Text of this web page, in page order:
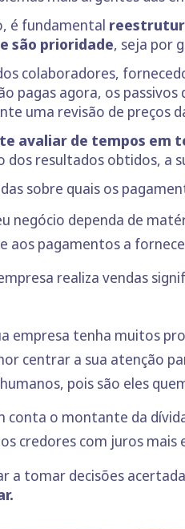
é fundamental
são prioridade, seja por
colaboradores,
pagas agora, os
uma revisão de preços
avaliar de tempos em
dos resultados obtidos, a
sobre quais os
negócio dependa de
aos pagamentos a
realiza vendas
empresa tenha muitos
centrar a sua atenção
pois são eles
conta o montante da
credores com juros mais
a tomar decisões